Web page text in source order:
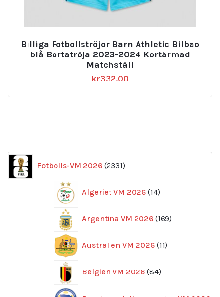
Billiga Fotbollströjor Barn Athletic Bilbao
blå Bortatröja 2023-2024 Kortärmad
Matchställ
kr332.00
Fotbolls-VM 2026 2331
produkter
Algeriet VM 2026 14
produkter
Argentina VM 2026 169
produkter
Australien VM 2026 11
produkter
Belgien VM 2026 84
produkter